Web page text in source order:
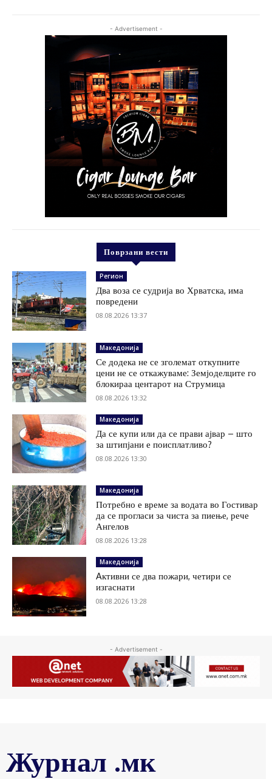
- Advertisement -
Поврзани вести
Регион
Два воза се судрија во Хрватска, има
повредени
08.08.2026 13:37
Македонија
Се додека не се зголемат откупните
цени не се откажуваме: Земјоделците го
блокираа центарот на Струмица
08.08.2026 13:32
Македонија
Да се купи или да се прави ајвар – што
за штипјани е поисплатливо?
08.08.2026 13:30
Македонија
Потребно е време за водата во Гостивар
да се прогласи за чиста за пиење, рече
Ангелов
08.08.2026 13:28
Македонија
Aктивни се два пожари, четири се
изгаснати
08.08.2026 13:28
- Advertisement -
Журнал .мк